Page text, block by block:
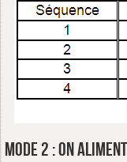
Mode 2 : On